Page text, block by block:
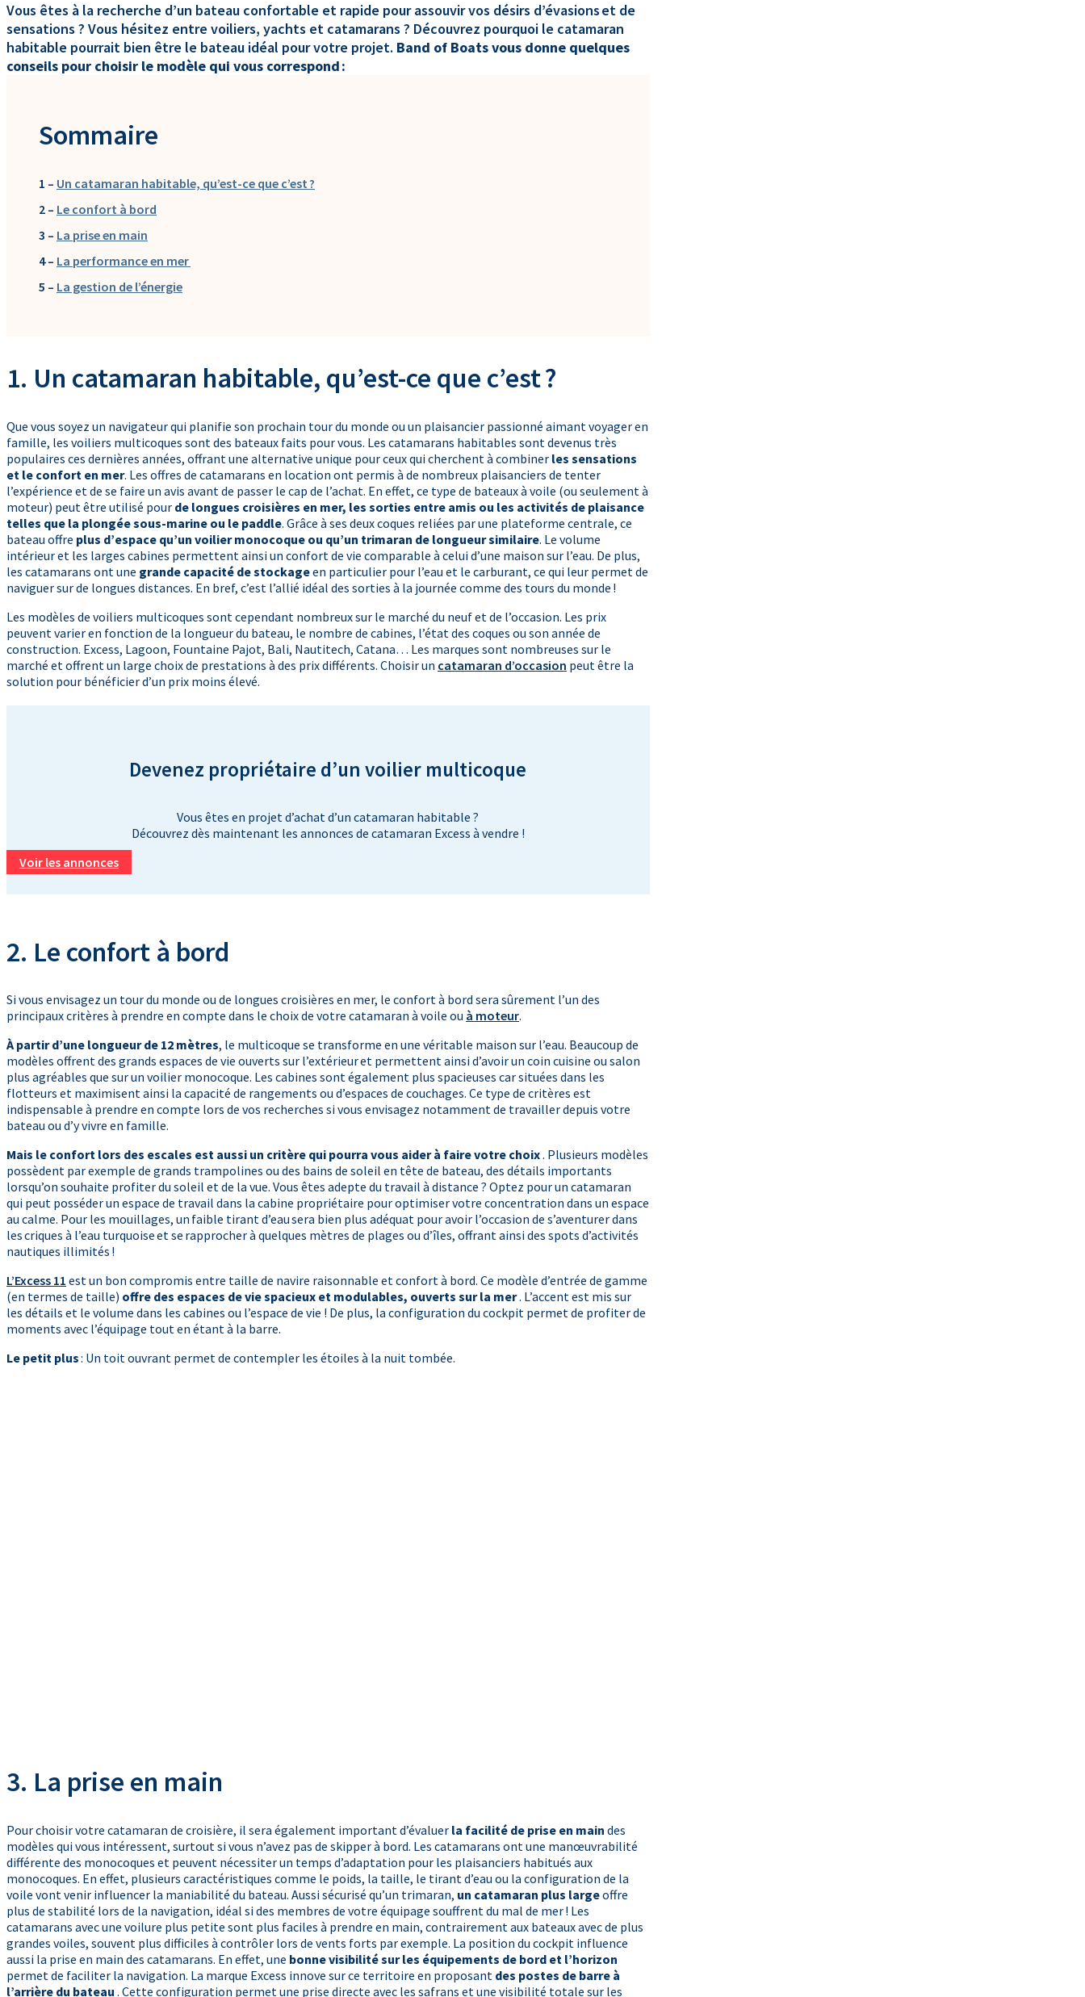
Vous êtes à la recherche d’un bateau confortable et rapide pour assouvir vos désirs d’évasions et de
sensations ? Vous hésitez entre voiliers, yachts et catamarans ? Découvrez pourquoi le catamaran
habitable pourrait bien être le bateau idéal pour votre projet. Band of Boats vous donne quelques
conseils pour choisir le modèle qui vous correspond :
Sommaire
1 – Un catamaran habitable, qu’est-ce que c’est ?
2 – Le confort à bord
3 – La prise en main
4 – La performance en mer
5 – La gestion de l’énergie
1. Un catamaran habitable, qu’est-ce que c’est ?
Que vous soyez un navigateur qui planifie son prochain tour du monde ou un plaisancier passionné aimant voyager en
famille, les voiliers multicoques sont des bateaux faits pour vous. Les catamarans habitables sont devenus très
populaires ces dernières années, offrant une alternative unique pour ceux qui cherchent à combiner les sensations
et le confort en mer. Les offres de catamarans en location ont permis à de nombreux plaisanciers de tenter
l’expérience et de se faire un avis avant de passer le cap de l’achat. En effet, ce type de bateaux à voile (ou seulement à
moteur) peut être utilisé pour de longues croisières en mer, les sorties entre amis ou les activités de plaisance
telles que la plongée sous-marine ou le paddle. Grâce à ses deux coques reliées par une plateforme centrale, ce
bateau offre plus d’espace qu’un voilier monocoque ou qu’un trimaran de longueur similaire. Le volume
intérieur et les larges cabines permettent ainsi un confort de vie comparable à celui d’une maison sur l’eau. De plus,
les catamarans ont une grande capacité de stockageen particulier pour l’eau et le carburant, ce qui leur permet de
naviguer sur de longues distances. En bref, c’est l’allié idéal des sorties à la journée comme des tours du monde !
Les modèles de voiliers multicoques sont cependant nombreux sur le marché du neuf et de l’occasion. Les prix
peuvent varier en fonction de la longueur du bateau, le nombre de cabines, l’état des coques ou son année de
construction. Excess, Lagoon, Fountaine Pajot, Bali, Nautitech, Catana… Les marques sont nombreuses sur le
marché et offrent un large choix de prestations à des prix différents. Choisir un catamaran d’occasion peut être la
solution pour bénéficier d’un prix moins élevé.
Devenez propriétaire d’un voilier multicoque
Vous êtes en projet d’achat d’un catamaran habitable ?
Découvrez dès maintenant les annonces de catamaran Excess à vendre !
Voir les annonces
2. Le confort à bord
Si vous envisagez un tour du monde ou de longues croisières en mer, le confort à bord sera sûrement l’un des
principaux critères à prendre en compte dans le choix de votre catamaran à voile ou à moteur.
À partir d’une longueur de 12 mètres, le multicoque se transforme en une véritable maison sur l’eau. Beaucoup de
modèles offrent des grands espaces de vie ouverts sur l’extérieur et permettent ainsi d’avoir un coin cuisine ou salon
plus agréables que sur un voilier monocoque. Les cabines sont également plus spacieuses car situées dans les
flotteurs et maximisent ainsi la capacité de rangements ou d’espaces de couchages. Ce type de critères est
indispensable à prendre en compte lors de vos recherches si vous envisagez notamment de travailler depuis votre
bateau ou d’y vivre en famille.
Mais le confort lors des escales est aussi un critère qui pourra vous aider à faire votre choix. Plusieurs modèles
possèdent par exemple de grands trampolines ou des bains de soleil en tête de bateau, des détails importants
lorsqu’on souhaite profiter du soleil et de la vue. Vous êtes adepte du travail à distance ? Optez pour un catamaran
qui peut posséder un espace de travail dans la cabine propriétaire pour optimiser votre concentration dans un espace
au calme. Pour les mouillages, un faible tirant d’eau sera bien plus adéquat pour avoir l’occasion de s’aventurer dans
les criques à l’eau turquoise et se rapprocher à quelques mètres de plages ou d’îles, offrant ainsi des spots d’activités
nautiques illimités !
L’Excess 11 est un bon compromis entre taille de navire raisonnable et confort à bord. Ce modèle d’entrée de gamme
(en termes de taille) offre des espaces de vie spacieux et modulables, ouverts sur la mer. L’accent est mis sur
les détails et le volume dans les cabines ou l’espace de vie ! De plus, la configuration du cockpit permet de profiter de
moments avec l’équipage tout en étant à la barre.
Le petit plus: Un toit ouvrant permet de contempler les étoiles à la nuit tombée.
3. La prise en main
Pour choisir votre catamaran de croisière, il sera également important d’évaluer la facilité de prise en main des
modèles qui vous intéressent, surtout si vous n’avez pas de skipper à bord. Les catamarans ont une manœuvrabilité
différente des monocoques et peuvent nécessiter un temps d’adaptation pour les plaisanciers habitués aux
monocoques. En effet, plusieurs caractéristiques comme le poids, la taille, le tirant d’eau ou la configuration de la
voile vont venir influencer la maniabilité du bateau. Aussi sécurisé qu’un trimaran, un catamaran plus largeoffre
plus de stabilité lors de la navigation, idéal si des membres de votre équipage souffrent du mal de mer ! Les
catamarans avec une voilure plus petite sont plus faciles à prendre en main, contrairement aux bateaux avec de plus
grandes voiles, souvent plus difficiles à contrôler lors de vents forts par exemple. La position du cockpit influence
aussi la prise en main des catamarans. En effet, une bonne visibilité sur les équipements de bord et l’horizon
permet de faciliter la navigation. La marque Excess innove sur ce territoire en proposant des postes de barre à
l’arrière du bateau . Cette configuration permet une prise directe avec les safrans et une visibilité totale sur les